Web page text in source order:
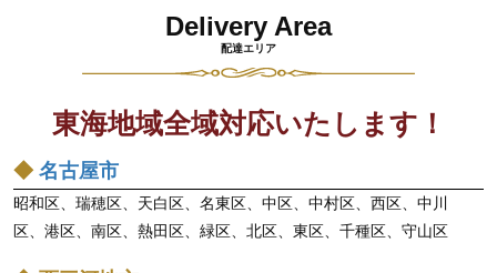
Delivery Area
配達エリア
東海地域全域対応いたします！
◆ 名古屋市
昭和区、瑞穂区、天白区、名東区、中区、中村区、西区、中川
区、港区、南区、熱田区、緑区、北区、東区、千種区、守山区